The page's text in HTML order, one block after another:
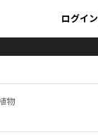
ログイン
物